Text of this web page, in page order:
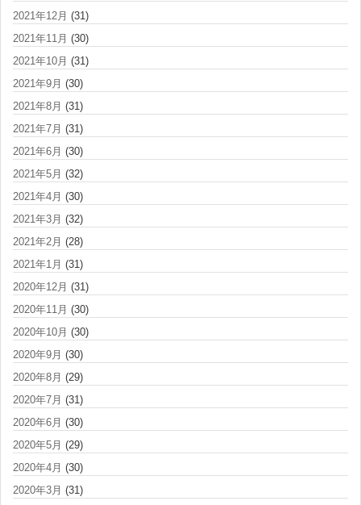
2021年12月 (31)
2021年11月 (30)
2021年10月 (31)
2021年9月 (30)
2021年8月 (31)
2021年7月 (31)
2021年6月 (30)
2021年5月 (32)
2021年4月 (30)
2021年3月 (32)
2021年2月 (28)
2021年1月 (31)
2020年12月 (31)
2020年11月 (30)
2020年10月 (30)
2020年9月 (30)
2020年8月 (29)
2020年7月 (31)
2020年6月 (30)
2020年5月 (29)
2020年4月 (30)
2020年3月 (31)